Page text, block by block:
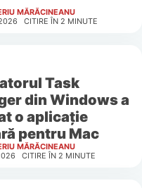
MĂRĂCINEANU
CITIRE ÎN 2 MINUTE
Task
din Windows a
o aplicație
pentru Mac
MĂRĂCINEANU
CITIRE ÎN 2 MINUTE